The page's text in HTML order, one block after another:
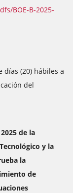
BOE-B-2025-
días (20) hábiles a
del
de la
y la
la
de